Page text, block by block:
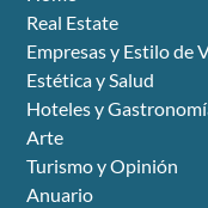
Real Estate
Empresas y Estilo de
Estética y Salud
Hoteles y
Arte
Turismo y Opinión
Anuario